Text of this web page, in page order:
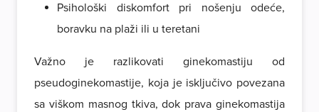
Psihološki diskomfort pri nošenju odeće,
boravku na plaži ili u teretani
Važno je razlikovati ginekomastiju od
pseudoginekomastije, koja je isključivo povezana
sa viškom masnog tkiva, dok prava ginekomastija